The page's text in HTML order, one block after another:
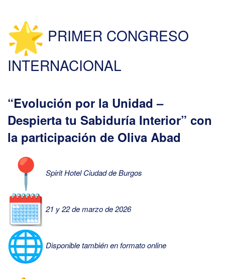
PRIMER CONGRESO
INTERNACIONAL
“Evolución por la Unidad –
Despierta tu Sabiduría Interior” con
la participación de Oliva Abad
Spirit Hotel Ciudad de Burgos
21 y 22 de marzo de 2026
Disponible también en formato online